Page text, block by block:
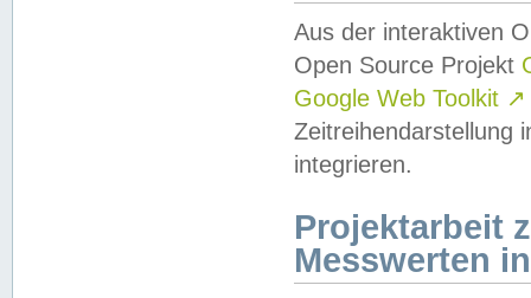
Aus der interaktiven
Open Source Projekt
Google Web Toolkit ↗
Zeitreihendarstellung
integrieren.
Projektarbeit
Messwerten